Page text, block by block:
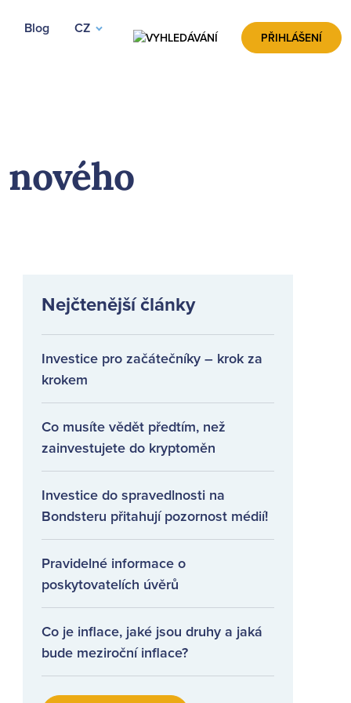
PŘIHLÁŠENÍ
Blog CZ VYHLEDÁVÁNÍ
Nejčtenější články
Investice pro začátečníky – krok za
krokem
Co musíte vědět předtím, než
zainvestujete do kryptoměn
Investice do spravedlnosti na
Bondsteru přitahují pozornost médií!
Pravidelné informace o
poskytovatelích úvěrů
Co je inflace, jaké jsou druhy a jaká
bude meziroční inflace?